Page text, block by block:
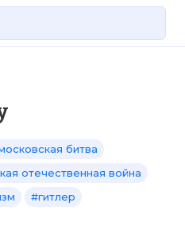
битва
отечественная война
#гитлер